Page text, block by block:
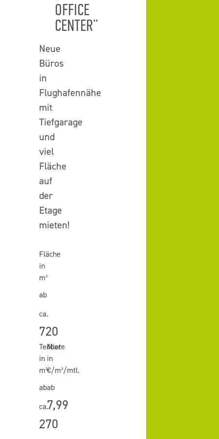
OFFICE
CENTER”
Neue
Büros
in
Flughafennähe
mit
Tiefgarage
und
viel
Fläche
auf
der
Etage
mieten!
Fläche
in
m²
ab
ca.
720
Teilbar
in
m²
ab
ca.
270
Miete
in
€/m²/mtl.
ab
7,99